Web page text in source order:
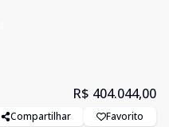
R$ 404.044,00
Compartilhar Favorito